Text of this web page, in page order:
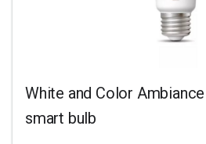
White and Color
smart bulb